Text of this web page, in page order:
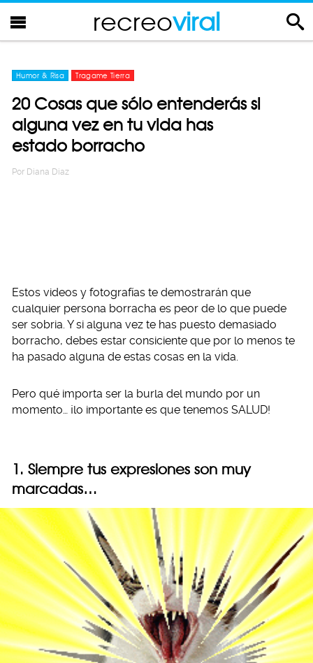
recreoviral
Humor & Risa Tragame Tierra
20 Cosas que sólo entenderás si
alguna vez en tu vida has
estado borracho
Por Diana Diaz
Estos videos y fotografías te demostrarán que
cualquier persona borracha es peor de lo que puede
ser sobria. Y si alguna vez te has puesto demasiado
borracho, debes estar consiciente que por lo menos te
ha pasado alguna de estas cosas en la vida.
Pero qué importa ser la burla del mundo por un
momento… ¡lo importante es que tenemos SALUD!
1. Siempre tus expresiones son muy
marcadas…